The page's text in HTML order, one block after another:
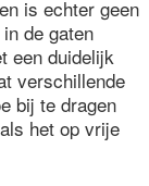
is echter geen
de gaten
een duidelijk
verschillende
bij te dragen
het op vrije